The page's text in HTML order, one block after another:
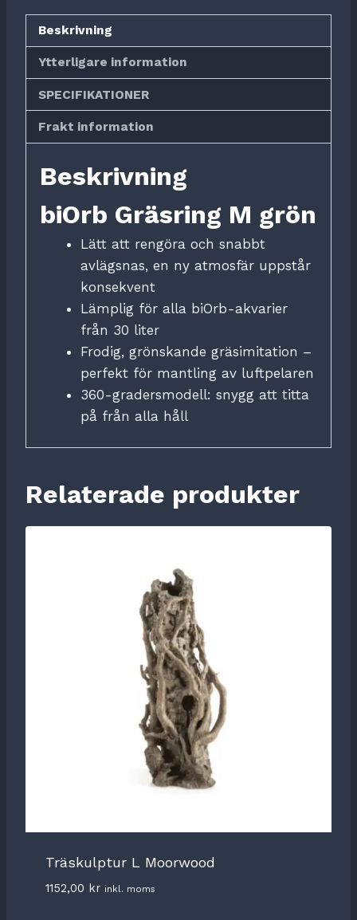
Beskrivning
Ytterligare information
SPECIFIKATIONER
Frakt information
Beskrivning
biOrb Gräsring M grön
Lätt att rengöra och snabbt
avlägsnas, en ny atmosfär uppstår
konsekvent
Lämplig för alla biOrb-akvarier
från 30 liter
Frodig, grönskande gräsimitation –
perfekt för mantling av luftpelaren
360-gradersmodell: snygg att titta
på från alla håll
Relaterade produkter
Träskulptur L Moorwood
1152,00 kr inkl. moms